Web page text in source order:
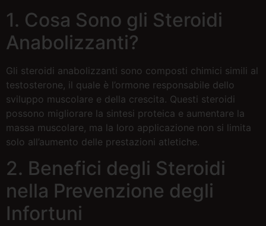
1. Cosa Sono gli Steroidi
Anabolizzanti?
Gli steroidi anabolizzanti sono composti chimici simili al
testosterone, il quale è l’ormone responsabile dello
sviluppo muscolare e della crescita. Questi steroidi
possono migliorare la sintesi proteica e aumentare la
massa muscolare, ma la loro applicazione non si limita
solo all’aumento delle prestazioni atletiche.
2. Benefici degli Steroidi
nella Prevenzione degli
Infortuni